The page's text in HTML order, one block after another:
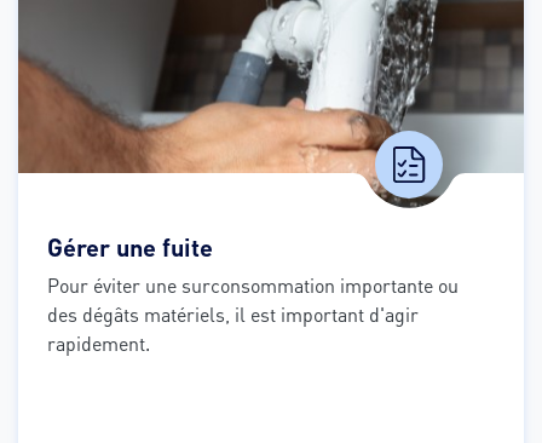
Gérer une fuite
Pour éviter une surconsommation importante ou
des dégâts matériels, il est important d'agir
rapidement.